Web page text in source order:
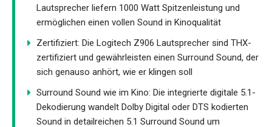
Lautsprecher liefern 1000 Watt Spitzenleistung und
ermöglichen einen vollen Sound in Kinoqualität
Zertifiziert: Die Logitech Z906 Lautsprecher sind THX-
zertifiziert und gewährleisten einen Surround Sound, der
sich genauso anhört, wie er klingen soll
Surround Sound wie im Kino: Die integrierte digitale 5.1-
Dekodierung wandelt Dolby Digital oder DTS kodierten
Sound in detailreichen 5.1 Surround Sound um